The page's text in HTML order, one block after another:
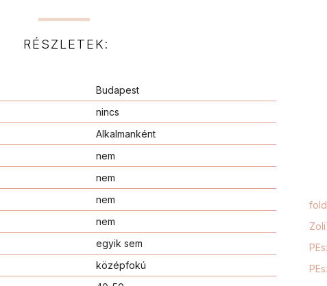
RÉSZLETEK:
Budapest
nincs
Alkalmanként
nem
nem
nem
nem
egyik sem
középfokú